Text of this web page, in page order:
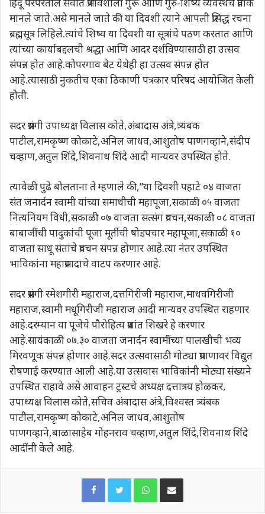
मानले जाते.असे मानले जाते की या दिवशी त्याने आपली प्रसिद्ध रचना
ब्रह्मसूत्र लिहिले.त्यांचे शिष्य या दिवशी या सूत्रांचे पठण करतात आणि
त्यांच्या कार्याबद्दलची श्रद्धा आणि आदर दर्शविण्यासाठी हा उत्सव
संपन्न होत आहे.कोपरगाव बेट येथेही हा उत्सव संपन्न होत
आहे.त्यासाठी नुकतीच एका ठिकाणी पत्रकार परिषद आयोजित केली
होती.
सदर प्रसंगी उपाध्यक्ष विलास कोते,अंबादास अंत्रे,त्र्यंबक
पाटील,रामकृष्ण कोकाटे,अनिल जाधव,आशुतोष पाणगव्हाने,संदीप
चव्हाण,अतुल शिंदे,शिवनाथ शिंदे आदी मान्यवर उपस्थित होते.
त्यावेळी पुढे बोलताना ते म्हणाले की,”या दिवशी पहाटे ०४ वाजता
संत जनार्दन स्वामी यांच्या समाधीची महापूजा,सकाळी ०५ वाजता
नित्यनियम विधी,सकाळी ०७ वाजता सत्संग प्रवचन,सकाळी ०८ वाजता
बाबाजींची पादुकांची पूजा मूर्तीची षोडपचार महापूजा,सकाळी १०
वाजता साधू संतांचे प्रवचन संपन्न होणार आहे.त्या नंतर उपस्थित
भाविकांना महाप्रसादाचे वाटप करणार आहे.
सदर प्रसंगी रमेशगीरी महाराज,दत्तगिरीजी महाराज,माधवगिरीजी
महाराज,स्वामी मधूगिरीजी महाराज आदी मान्यवर उपस्थित राहणार
आहे.दरम्यान या पूजेचे पौरोहित्य प्रशांत शिखरे हे करणार
आहे.सायंकाळी ०७.३० वाजता जनार्दन स्वामींच्या पालखीची भव्य
मिरवणूक संपन्न होणार आहे.सदर उत्सवासाठी मोठ्या प्रमाणावर विद्युत
रोषणाई करण्यात आली आहे.या उत्सवास भाविकांनी मोठ्या संख्यने
उपस्थित राहावे असे आवाहन ट्रस्टचे अध्यक्ष दत्तात्रय होळकर,
उपाध्यक्ष विलास कोते,सचिव अंबादास अंत्रे,विश्वस्त त्र्यंबक
पाटील,रामकृष्ण कोकाटे,अनिल जाधव,आशुतोष
पाणगव्हाने,बाळासाहेब मोहनराव चव्हाण,अतुल शिंदे,शिवनाथ शिंदे
आदींनी केले आहे.
WhatsAppShare via Email